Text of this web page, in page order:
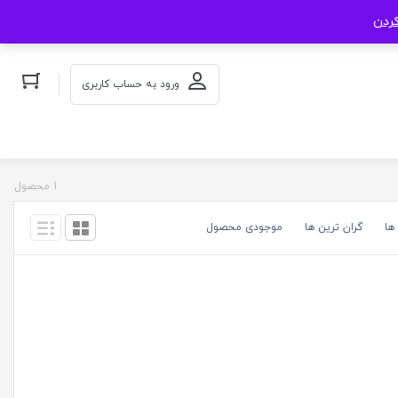
ورود به حساب کاربری
1 محصول
ها گران ترین ها موجودی محصول